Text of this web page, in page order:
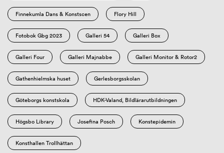
Finnekumla Dans & Konstscen Flory Hill
Fotobok Gbg 2023 Galleri 54 Galleri Box
Galleri Four Galleri Majnabbe Galleri Monitor & Rotor2
Gathenhielmska huset Gerlesborgsskolan
Göteborgs konstskola HDK-Valand, Bildlärarutbildningen
Högsbo Library Josefina Posch Konstepidemin
Konsthallen Trollhättan